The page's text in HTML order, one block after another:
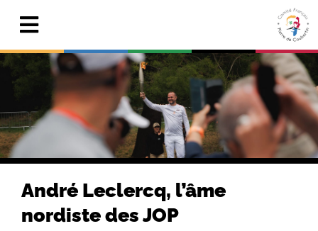
contentToggle
Navigation
Actualités
Le Comité
Pierre de Coubertin
Centre de ressources
André Leclercq, l’âme
nordiste des JOP